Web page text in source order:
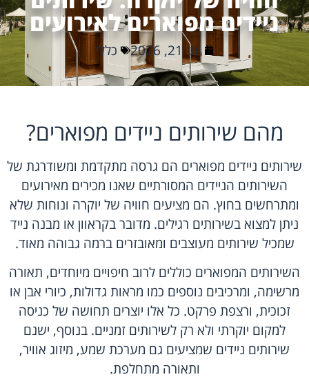
ניידים מפוארים לאירועים
יוני 21, 2026 כללי
מהם שירותים ניידים מפוארים?
שירותים ניידים מפוארים הם גרסה מתקדמת ומשודרגת של
השירותים הניידים המסורתיים שאנו מכירים מאירועים
ומתרחשים בחוץ. הם מציעים חוויה של יוקרה ונוחות שלא
ניתן למצוא בשירותים רגילים. מדובר בקראוון או מבנה נייד
שמכיל שירותים מעוצבים ומאובזרים ברמה גבוהה מאוד.
השירותים המפוארים כוללים לרוב חיפויים מיוחדים, תאורה
מרשימה, ומרכיבים נוספים כמו מראות גדולות, כיורי אבן או
זכוכית, ורצפת פרקט. כל אלו יוצרים תחושה של כניסה
למקום יוקרתי ולא רק לשירותים זמניים. בנוסף, ישנם
שירותים ניידים שמציעים גם מערכת שמע, מיזוג אוויר,
ותאורה מתחלפת.